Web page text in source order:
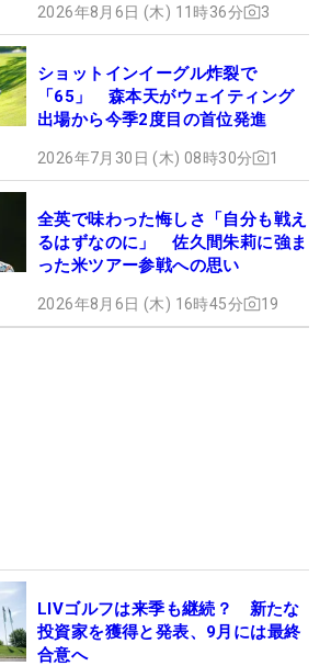
2026年8月6日 (木) 11時36分 3
ショットインイーグル炸裂で
「65」 森本天がウェイティング
出場から今季2度目の首位発進
2026年7月30日 (木) 08時30分 1
全英で味わった悔しさ「自分も戦え
るはずなのに」 佐久間朱莉に強ま
った米ツアー参戦への思い
2026年8月6日 (木) 16時45分 19
LIVゴルフは来季も継続？ 新たな
投資家を獲得と発表、9月には最終
合意へ